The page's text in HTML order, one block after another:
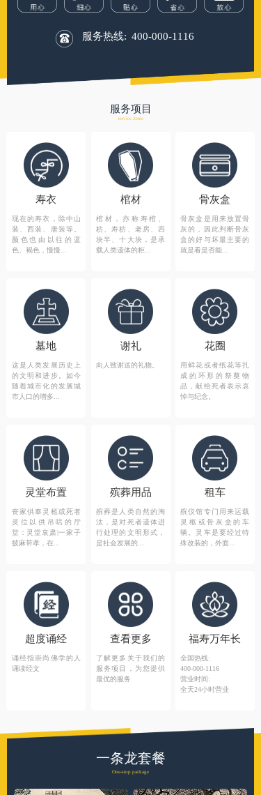
服务热线: 400-000-1116
服务项目
service items
寿衣
现在的寿衣，除中山
装、西装、唐装等。
颜色也由以往的蓝
色、褐色，慢慢...
棺材
棺材，亦称寿棺、
枋、寿枋、老房、四
块半、十大块，是承
载人类遗体的柜...
骨灰盒
骨灰盒是用来放置骨
灰的，因此判断骨灰
盒的好与坏最主要的
就是看是否能...
墓地
这是人类发展历史上
的文明和进步。如今
随着城市化的发展城
市人口的增多...
谢礼
向人致谢送的礼物。
花圈
用鲜花或者纸花等扎
成的环形的祭奠物
品，献给死者表示哀
悼与纪念。
灵堂布置
丧家供奉灵柩或死者
灵位以供吊唁的厅
堂：灵堂哀肃|一家子
披麻带孝，在...
殡葬用品
殡葬是人类自然的淘
汰，是对死者遗体进
行处理的文明形式，
是社会发展的...
租车
殡仪馆专门用来运载
灵柩或骨灰盒的车
辆。灵车是要经过特
殊改装的，外面...
超度诵经
诵经指崇尚佛学的人
诵读经文
查看更多
了解更多关于我们的
服务项目，为您提供
最优的服务
福寿万年长
全国热线:
400-000-1116
营业时间:
全天24小时营业
一条龙套餐
One-stop package